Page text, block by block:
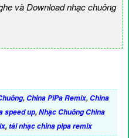
và Download nhạc chuông
,China PiPa Remix,China
speed up,Nhạc Chuông China
,tải nhạc china pipa remix